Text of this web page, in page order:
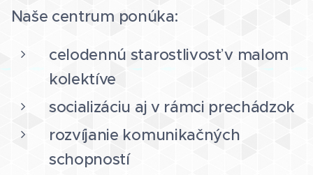
Naše centrum ponúka:
celodennú starostlivosť v malom
kolektíve
socializáciu aj v rámci prechádzok
rozvíjanie komunikačných
schopností